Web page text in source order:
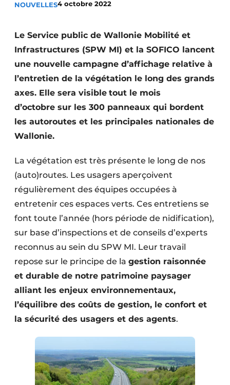
Construction bois
Contrôle d’accès
Éclairage
Façades
Géotextiles
Infrastructures souterraines et égouttage
Protection solaire
Rénovation
Sécurité incendie
Software
Travaux ferroviaires
NOUVELLES4 octobre 2022
Le Service public de Wallonie Mobilité et
Infrastructures (SPW MI) et la SOFICO lancent
une nouvelle campagne d’affichage relative à
l’entretien de la végétation le long des grands
axes. Elle sera visible tout le mois
d’octobre sur les 300 panneaux qui bordent
les autoroutes et les principales nationales de
Wallonie.
La végétation est très présente le long de nos
(auto)routes. Les usagers aperçoivent
régulièrement des équipes occupées à
entretenir ces espaces verts. Ces entretiens se
font toute l’année (hors période de nidification),
sur base d’inspections et de conseils d’experts
reconnus au sein du SPW MI. Leur travail
repose sur le principe de la gestion raisonnée
et durable de notre patrimoine paysager
alliant les enjeux environnementaux,
l’équilibre des coûts de gestion, le confort et
la sécurité des usagers et des agents.